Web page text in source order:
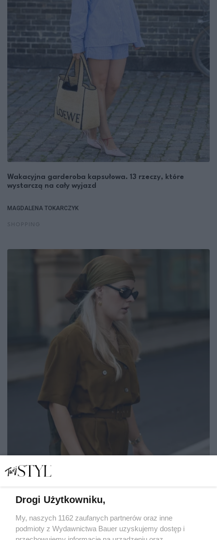
Wakacyjna garderoba kapsułowa. 13 rzeczy, które
wystarczą na cały wyjazd
MAGDALENA TOKARCZYK
najpiękniejszych apaszek polskich marek
Drogi Użytkowniku,
My, naszych 1162 zaufanych partnerów oraz inne
podmioty z Wydawnictwa Bauer uzyskujemy dostęp i